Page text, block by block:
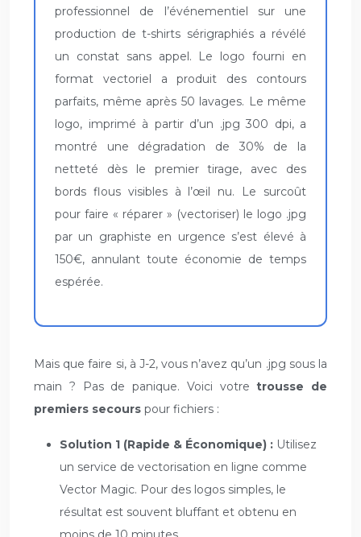
professionnel de l’événementiel sur une
production de t-shirts sérigraphiés a révélé
un constat sans appel. Le logo fourni en
format vectoriel a produit des contours
parfaits, même après 50 lavages. Le même
logo, imprimé à partir d’un .jpg 300 dpi, a
montré une dégradation de 30% de la
netteté dès le premier tirage, avec des
bords flous visibles à l’œil nu. Le surcoût
pour faire « réparer » (vectoriser) le logo .jpg
par un graphiste en urgence s’est élevé à
150€, annulant toute économie de temps
espérée.
Mais que faire si, à J-2, vous n’avez qu’un .jpg sous la
main ? Pas de panique. Voici votretrousse de
premiers secours pour fichiers :
Solution 1 (Rapide & Économique) : Utilisez
un service de vectorisation en ligne comme
Vector Magic. Pour des logos simples, le
résultat est souvent bluffant et obtenu en